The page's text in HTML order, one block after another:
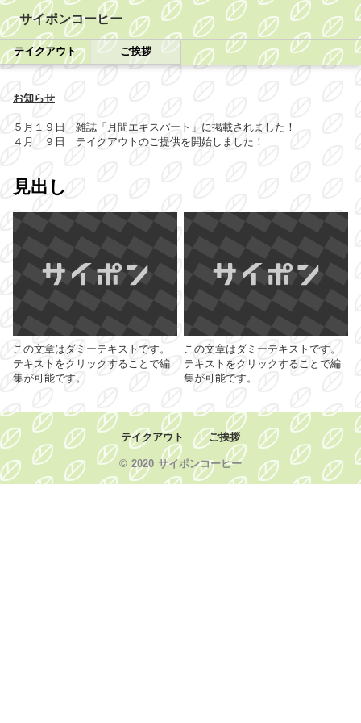
サイポンコーヒー
テイクアウト ご挨拶
お知らせ
５月１９日 雑誌「月間エキスパート」に掲載されました！
４月 ９日 テイクアウトのご提供を開始しました！
見出し
この文章はダミーテキストです。
テキストをクリックすることで編
集が可能です。
この文章はダミーテキストです。
テキストをクリックすることで編
集が可能です。
テイクアウト ご挨拶
© 2020 サイポンコーヒー